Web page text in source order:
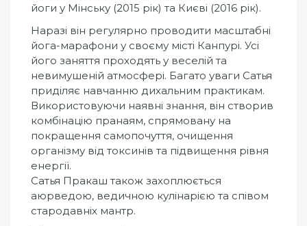
йоги у Мінську (2015 рік) та Києві (2016 рік).
Наразі він регулярно проводити масштабні
йога-марафони у своєму місті Канпурі. Усі
його заняття проходять у веселій та
невимушеній атмосфері. Багато уваги Сатья
приділяє навчанню дихальним практикам.
Використовуючи наявні знання, він створив
комбінацію пранаям, спрямовану на
покращення самопочуття, очищення
організму від токсинів та підвищення рівня
енергії.
Сатья Пракаш також захоплюється
аюрведою, ведичною кулінарією та співом
стародавніх мантр.